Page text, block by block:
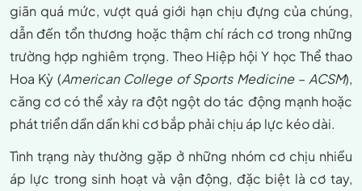
giãn quá mức, vượt quá giới hạn chịu đựng của chúng,
dẫn đến tổn thương hoặc thậm chí rách cơ trong những
trường hợp nghiêm trọng. Theo Hiệp hội Y học Thể thao
Hoa Kỳ (American College of Sports Medicine – ACSM),
căng cơ có thể xảy ra đột ngột do tác động mạnh hoặc
phát triển dần dần khi cơ bắp phải chịu áp lực kéo dài.
Tình trạng này thường gặp ở những nhóm cơ chịu nhiều
áp lực trong sinh hoạt và vận động, đặc biệt là cơ tay,